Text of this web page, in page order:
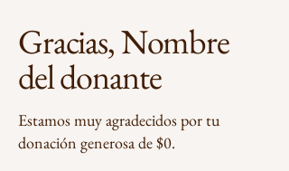
Gracias, Nombre
del donante
Estamos muy agradecidos por tu
donación generosa de $0.